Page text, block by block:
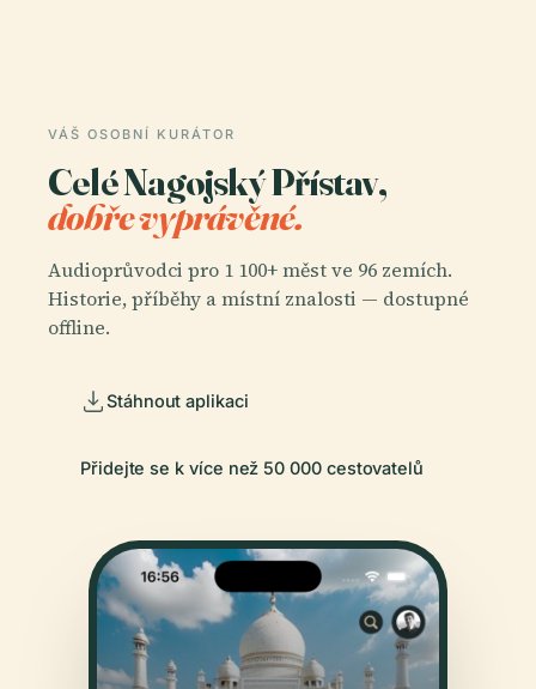
VÁŠ OSOBNÍ KURÁTOR
Celé Nagojský Přístav,
dobře vyprávěné.
Audioprůvodci pro 1 100+ měst ve 96 zemích.
Historie, příběhy a místní znalosti — dostupné
offline.
Stáhnout aplikaci
Přidejte se k více než 50 000 cestovatelů